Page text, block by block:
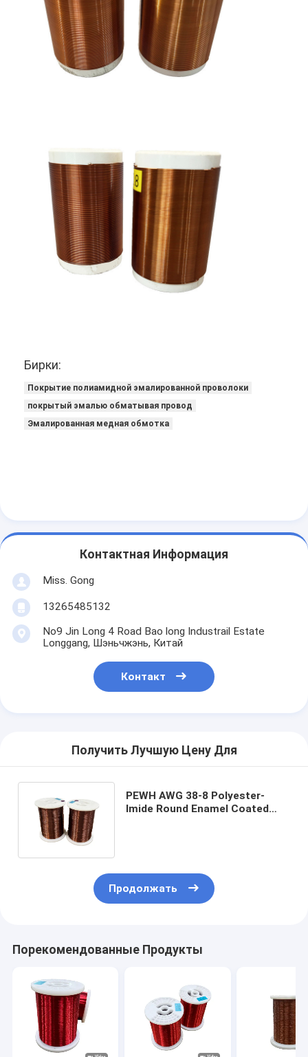
Бирки:
Покрытие полиамидной эмалированной проволоки
покрытый эмалью обматывая провод
Эмалированная медная обмотка
Контактная Информация
Miss. Gong
13265485132
No9 Jin Long 4 Road Bao long Industrail Estate
Longgang, Шэньчжэнь, Китай
Контакт
Получить Лучшую Цену Для
PEWH AWG 38-8 Polyester-
Imide Round Enamel Coated
Продолжать
Порекомендованные Продукты